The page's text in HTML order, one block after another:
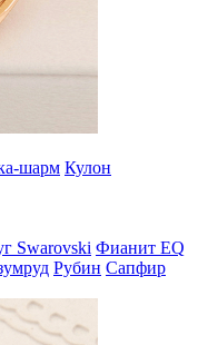
шарм Кулон
Swarovski Фианит EQ
Рубин Сапфир